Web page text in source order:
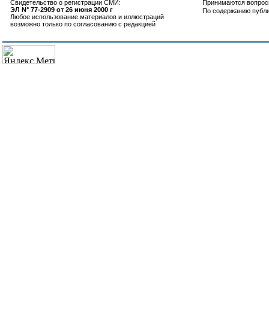
Свидетельство о регистрации СМИ:
ЭЛ N° 77-2909 от 26 июня 2000 г
Любое использование материалов и иллюстраций
возможно только по согласованию с редакцией
Принимаются
По содержанию